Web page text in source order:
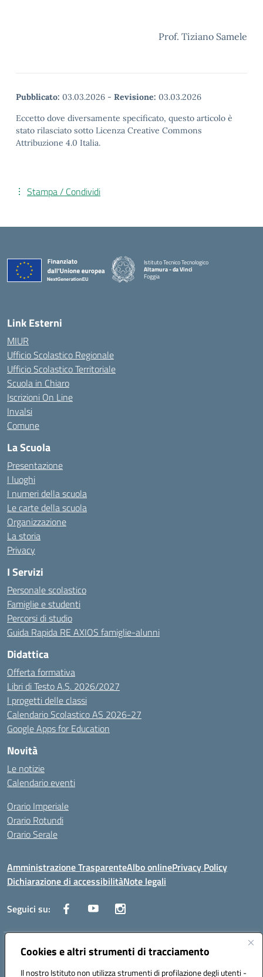
Cookies e altri strumenti di tracciamento
Il nostro Istituto non utilizza strumenti di profilazione degli utenti -
Prof. Tiziano Samele
Pubblicato: 03.03.2026 - Revisione: 03.03.2026
Eccetto dove diversamente specificato, questo articolo è
stato rilasciato sotto Licenza Creative Commons
Attribuzione 4.0 Italia.
Stampa / Condividi
Istituto Tecnico Tecnologico
Altamura - da Vinci
Foggia
— Visita la pagina iniziale della scuola
Link Esterni
MIUR
Ufficio Scolastico Regionale
Ufficio Scolastico Territoriale
Scuola in Chiaro
Iscrizioni On Line
Invalsi
Comune
La Scuola
Presentazione
I luoghi
I numeri della scuola
Le carte della scuola
Organizzazione
La storia
Privacy
I Servizi
Personale scolastico
Famiglie e studenti
Percorsi di studio
Guida Rapida RE AXIOS famiglie-alunni
Didattica
Offerta formativa
Libri di Testo A.S. 2026/2027
I progetti delle classi
Calendario Scolastico AS 2026-27
Google Apps for Education
Novità
Le notizie
Calendario eventi
Orario Imperiale
Orario Rotundi
Orario Serale
Amministrazione TrasparenteAlbo onlinePrivacy Policy
Dichiarazione di accessibilitàNote legali
Seguici su:
Indirizzo:Via Generale Francesco Rotundi 4, 71121 Foggia (FG)
Posta elettronica certificata (PEC):fgtf13000c@pec.istruzione.it